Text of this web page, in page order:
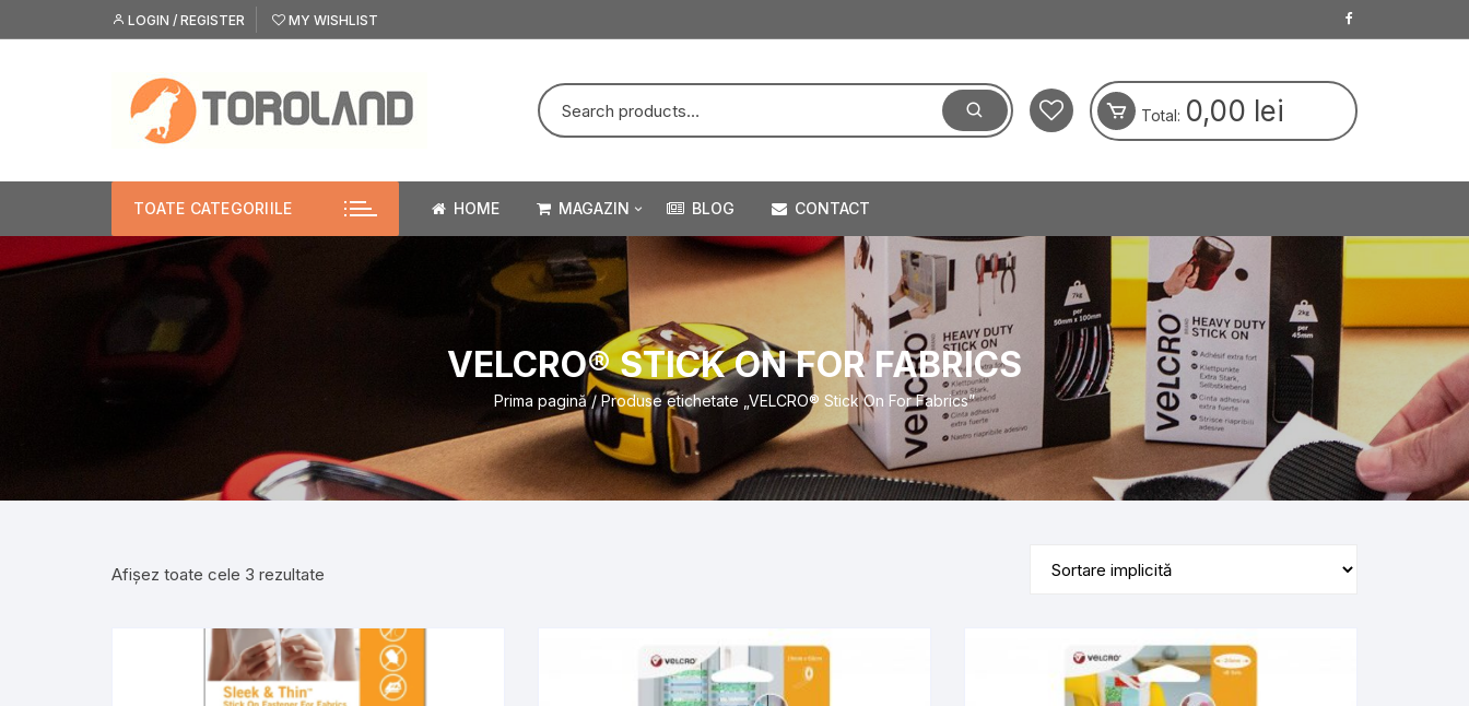
to
LOGIN / REGISTER MY WISHLIST
Total: 0,00 lei
TOATE CATEGORIILE HOME MAGAZIN
VELCRO STICK ON – ADEZIV
VELCRO HEAVY DUTY –
PROFESSIONAL SERIES
VELCRO STICK ON – ADEZIV
PENTRU TEXTILE
VELCRO SEW & STICK –
PENTRU COASERE SI CU
VELCRO ORGANIZARE
BLOG CONTACT
VELCRO® STICK ON FOR FABRICS
Prima pagină/ Produse etichetate „VELCRO® Stick On For Fabrics”
Afișez toate cele 3 rezultate